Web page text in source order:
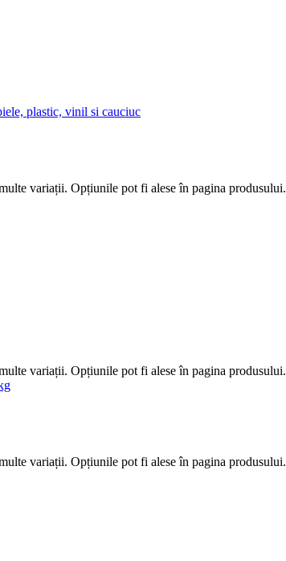
variații. Opțiunile pot fi alese în pagina produsului.
variații. Opțiunile pot fi alese în pagina produsului.
variații. Opțiunile pot fi alese în pagina produsului.